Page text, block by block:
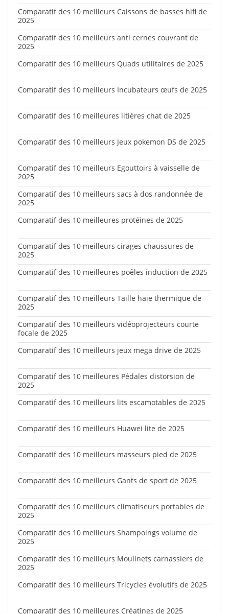
Comparatif des 10 meilleurs Caissons de basses hifi de
2025
Comparatif des 10 meilleurs anti cernes couvrant de
2025
Comparatif des 10 meilleurs Quads utilitaires de 2025
Comparatif des 10 meilleurs Incubateurs œufs de 2025
Comparatif des 10 meilleures litières chat de 2025
Comparatif des 10 meilleurs Jeux pokemon DS de 2025
Comparatif des 10 meilleurs Egouttoirs à vaisselle de
2025
Comparatif des 10 meilleurs sacs à dos randonnée de
2025
Comparatif des 10 meilleures protéines de 2025
Comparatif des 10 meilleurs cirages chaussures de
2025
Comparatif des 10 meilleures poêles induction de 2025
Comparatif des 10 meilleurs Taille haie thermique de
2025
Comparatif des 10 meilleurs vidéoprojecteurs courte
focale de 2025
Comparatif des 10 meilleurs jeux mega drive de 2025
Comparatif des 10 meilleures Pédales distorsion de
2025
Comparatif des 10 meilleurs lits escamotables de 2025
Comparatif des 10 meilleurs Huawei lite de 2025
Comparatif des 10 meilleurs masseurs pied de 2025
Comparatif des 10 meilleurs Gants de sport de 2025
Comparatif des 10 meilleurs climatiseurs portables de
2025
Comparatif des 10 meilleurs Shampoings volume de
2025
Comparatif des 10 meilleurs Moulinets carnassiers de
2025
Comparatif des 10 meilleurs Tricycles évolutifs de 2025
Comparatif des 10 meilleures Créatines de 2025